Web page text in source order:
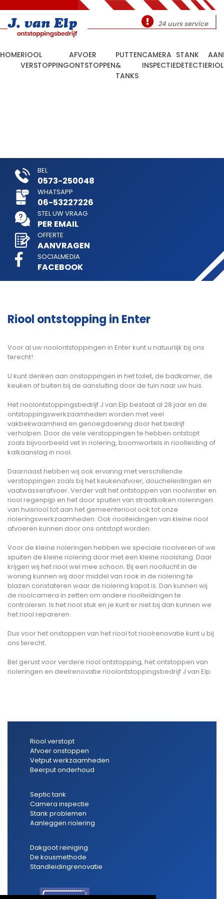
24 uurs service
HOMERIOOL
VERSTOPPING
AFVOER
ONTSTOPPEN
PUTTEN
&
TANKS
CAMERA
INSPECTIE
STANK
DETECTIE
BEL
0573-250048
WHATSAPP
06-53227226
STEL UW VRAAG
PER EMAIL
OFFERTE
AANVRAGEN
SOCIALMEDIA
FACEBOOK
Riool ontstopping in Enter
Voor al uw rioolontstoppingen in Enter kunt u natuurlijk bij ons
terecht!
U kunt denken aan onstoppingen in het toilet, de badkamer, de
keuken of buiten bij de aansluiting door de tuin naar uw huis.
Het rioolontstoppingsbedrijf J van Elp bestaat al 28 jaar en de
ontstoppingswerkzaamheden worden met veel
vakbekwaamheid en genoegdoening door het bedrijf
verholpen. Door de vele verstoppingen te hebben ontstopt
zoals bijvoorbeeld vet in riolering, boomwortels in rioolleiding of
kalkaanslag in riool.
Daarnaast hebben wij ook ervaring met verschillende
verstoppingen zoals bij het keukenafvoer, doucheleidingen en
vaatwasserafvoer. Verder valt het ontstoppen van rioolwater en
riool regenpijp en het door spuiten van straatkolken rioleringen
van huisriool tot aan het gemeenteriool ook tot onze
rioleringswerkzaamheden. Ook rioolleidingen van kleine riool
afvoeren kunnen door ons ontstopt worden.
Voor de kleine rioleringen hebben we speciale rioolveren of we
spuiten de kleine riolering door met een kleine rioolslang. Daar
krijgen wij het riool wel mee schoon. Bij een rioollucht in de
woning kunnen wij door middel van rook in de riolering te
blazen constateren waar de riolering kapot is. Dan kunnen wij
de rioolcamera in zetten om andere rioolleidingen te
controleren. Is het riool stuk en je kunt er niet bij dan kunnen we
het riool repareren.
Dus voor het onstoppen van het riool tot rioolrenovatie kunt u bij
ons terecht.
Bel gerust voor verdere riool ontstopping, het ontstoppen van
rioleringen en deelrenovatie rioolontstoppingsbedrijf J van Elp.
Riool verstopt
Afvoer onstoppen
Vetput werkzaamheden
Beerput onderhoud
Septic tank
Camera inspectie
Stank problemen
Aanleggen riolering
Dakgoot reiniging
De kousmethode
Standleidingrenovatie